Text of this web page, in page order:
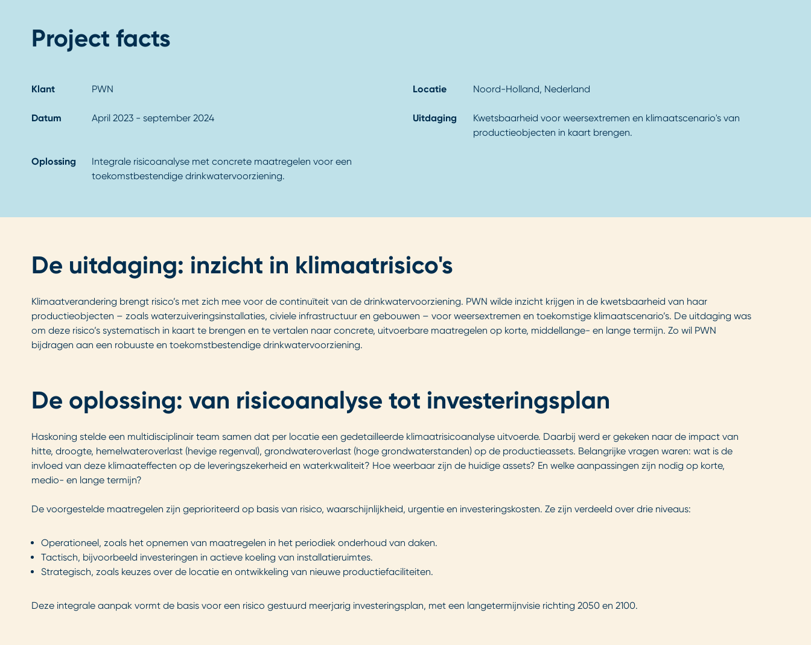
Project facts
Klant PWN Locatie Noord-Holland, Nederland
Datum April 2023 - september 2024 Uitdaging
Kwetsbaarheid voor weersextremen en klimaatscenario's van
productieobjecten in kaart brengen.
Oplossing
Integrale risicoanalyse met concrete maatregelen voor een
toekomstbestendige drinkwatervoorziening.
De uitdaging: inzicht in klimaatrisico's
Klimaatverandering brengt risico’s met zich mee voor de continuïteit van de drinkwatervoorziening. PWN wilde inzicht krijgen in de kwetsbaarheid van haar
productieobjecten – zoals waterzuiveringsinstallaties, civiele infrastructuur en gebouwen – voor weersextremen en toekomstige klimaatscenario’s. De uitdaging was
om deze risico’s systematisch in kaart te brengen en te vertalen naar concrete, uitvoerbare maatregelen op korte, middellange- en lange termijn. Zo wil PWN
bijdragen aan een robuuste en toekomstbestendige drinkwatervoorziening.
De oplossing: van risicoanalyse tot investeringsplan
Haskoning stelde een multidisciplinair team samen dat per locatie een gedetailleerde klimaatrisicoanalyse uitvoerde. Daarbij werd er gekeken naar de impact van
hitte, droogte, hemelwateroverlast (hevige regenval), grondwateroverlast (hoge grondwaterstanden) op de productieassets. Belangrijke vragen waren: wat is de
invloed van deze klimaateffecten op de leveringszekerheid en waterkwaliteit? Hoe weerbaar zijn de huidige assets? En welke aanpassingen zijn nodig op korte,
medio- en lange termijn?
De voorgestelde maatregelen zijn geprioriteerd op basis van risico, waarschijnlijkheid, urgentie en investeringskosten. Ze zijn verdeeld over drie niveaus:
Operationeel, zoals het opnemen van maatregelen in het periodiek onderhoud van daken.
Tactisch, bijvoorbeeld investeringen in actieve koeling van installatieruimtes.
Strategisch, zoals keuzes over de locatie en ontwikkeling van nieuwe productiefaciliteiten.
Deze integrale aanpak vormt de basis voor een risico gestuurd meerjarig investeringsplan, met een langetermijnvisie richting 2050 en 2100.